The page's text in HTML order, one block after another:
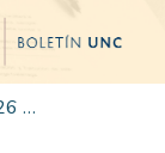
Edición 001/2025 del 26 de mayo de 2025